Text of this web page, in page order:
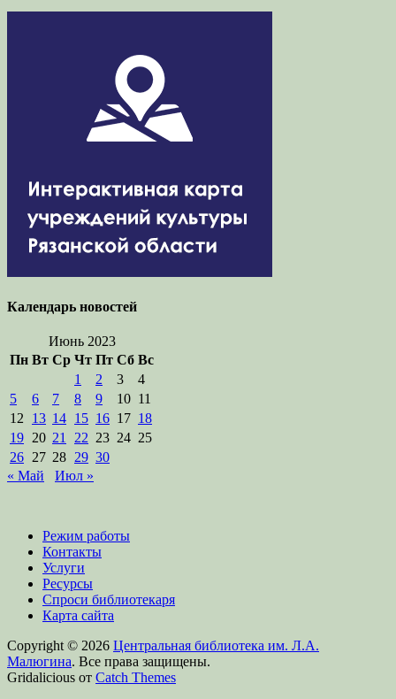
Календарь новостей
Июнь 2023
Пн Вт Ср Чт Пт Сб Вс
1
2 3
4
5
6 7 8 9 10 11
12
13 14 15 16 17 18
19 20 21 22 23 24 25
26 27 28 29 30
« Май
Июл »
Режим работы
Контакты
Услуги
Ресурсы
Спроси библиотекаря
Карта сайта
Copyright © 2026 Центральная библиотека им. Л.А.
Малюгина. Все права защищены.
Gridalicious от Catch Themes